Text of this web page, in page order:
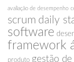
avaliação de desempenho
scrum daily
software
framework
produto gestão